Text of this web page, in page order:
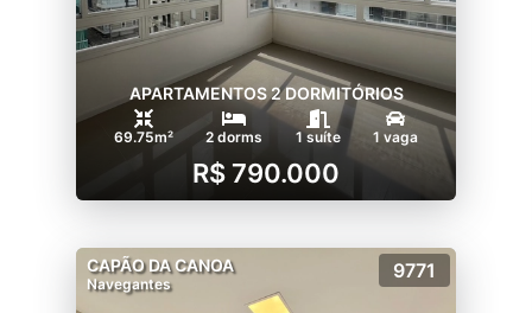
APARTAMENTOS 2 DORMITÓRIOS
69.75m² 2 dorms 1 suíte 1 vaga
R$ 790.000
CAPÃO DA CANOA
Navegantes
9771